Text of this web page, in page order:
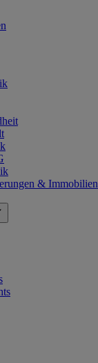
& Immobilien